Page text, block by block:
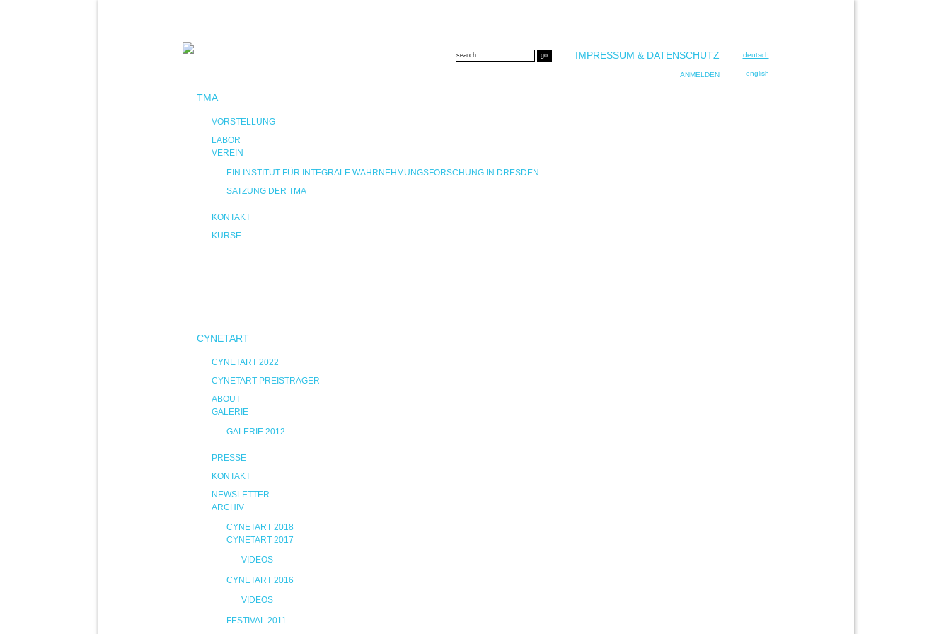
deutsch
english
IMPRESSUM & DATENSCHUTZ
ANMELDEN
TMA
VORSTELLUNG
LABOR
VEREIN
EIN INSTITUT FÜR INTEGRALE WAHRNEHMUNGSFORSCHUNG IN DRESDEN
SATZUNG DER TMA
KONTAKT
KURSE
CYNETART
CYNETART 2022
CYNETART PREISTRÄGER
ABOUT
GALERIE
GALERIE 2012
PRESSE
KONTAKT
NEWSLETTER
ARCHIV
CYNETART 2018
CYNETART 2017
VIDEOS
CYNETART 2016
VIDEOS
FESTIVAL 2011